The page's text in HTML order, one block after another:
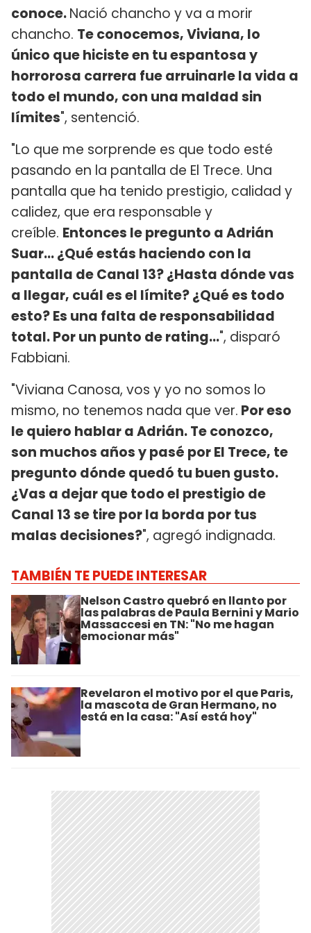
conoce.Nació chancho y va a morir
chancho. Te conocemos, Viviana, lo
único que hiciste en tu espantosa y
horrorosa carrera fue arruinarle la vida a
todo el mundo, con una maldad sin
límites", sentenció.
"Lo que me sorprende es que todo esté
pasando en la pantalla de El Trece. Una
pantalla que ha tenido prestigio, calidad y
calidez, que era responsable y
creíble. Entonces le pregunto a Adrián
Suar... ¿Qué estás haciendo con la
pantalla de Canal 13? ¿Hasta dónde vas
a llegar, cuál es el límite? ¿Qué es todo
esto? Es una falta de responsabilidad
total. Por un punto de rating...", disparó
Fabbiani.
"Viviana Canosa, vos y yo no somos lo
mismo, no tenemos nada que ver. Por eso
le quiero hablar a Adrián. Te conozco,
son muchos años y pasé por El Trece, te
pregunto dónde quedó tu buen gusto.
¿Vas a dejar que todo el prestigio de
Canal 13 se tire por la borda por tus
malas decisiones?", agregó indignada.
TAMBIÉN TE PUEDE INTERESAR
Nelson Castro quebró en llanto por
las palabras de Paula Bernini y Mario
Massaccesi en TN: "No me hagan
emocionar más"
Revelaron el motivo por el que Paris,
la mascota de Gran Hermano, no
está en la casa: "Así está hoy"